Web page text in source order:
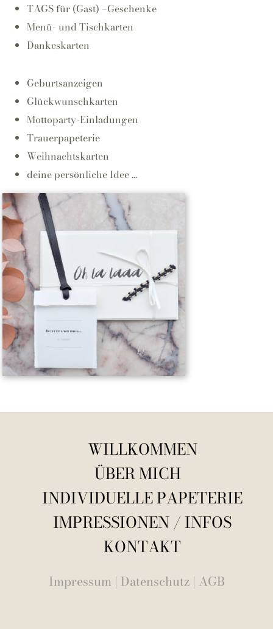
TAGS für (Gast) –Geschenke
Menü- und Tischkarten
Dankeskarten
Geburtsanzeigen
Glückwunschkarten
Mottoparty-Einladungen
Trauerpapeterie
Weihnachtskarten
deine persönliche Idee ...
WILLKOMMEN
ÜBER MICH
INDIVIDUELLE PAPETERIE
IMPRESSIONEN / INFOS
KONTAKT
Impressum | Datenschutz| AGB